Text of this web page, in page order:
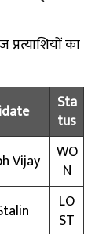
का
Sta
tus
Vijay
WO
N
LO
ST